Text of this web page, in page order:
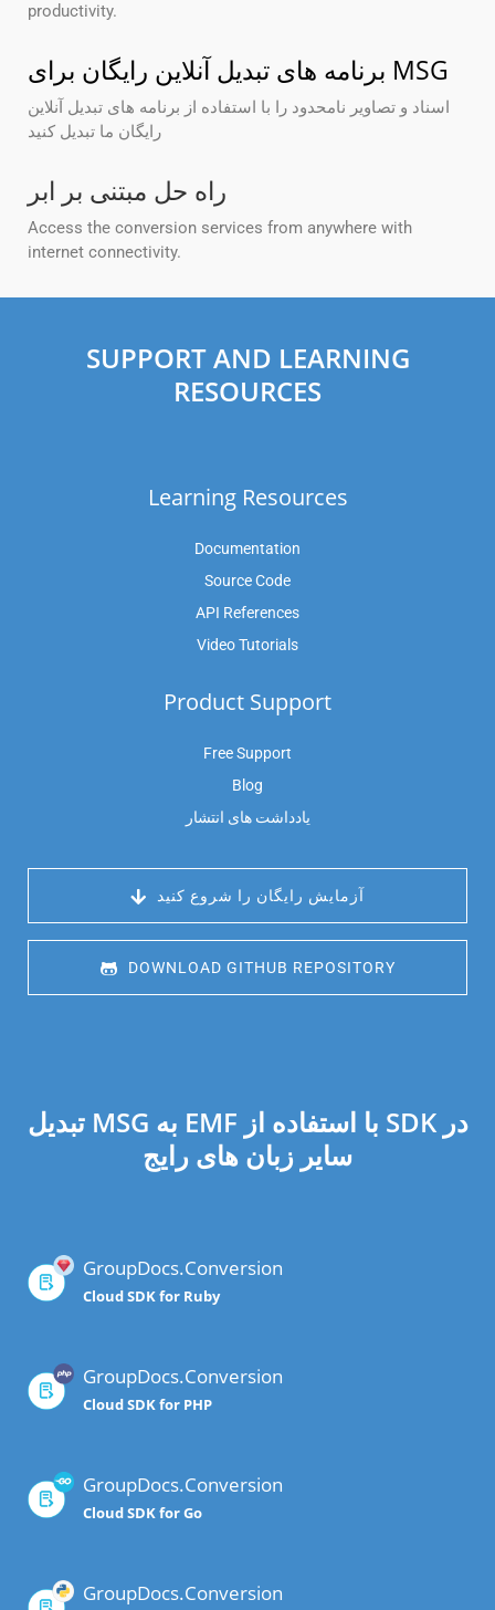
productivity.
برنامه های تبدیل آنلاین رایگان برای MSG
اسناد و تصاویر نامحدود را با استفاده از برنامه های تبدیل آنلاین
رایگان ما تبدیل کنید
راه حل مبتنی بر ابر
Access the conversion services from anywhere with
internet connectivity.
SUPPORT AND LEARNING
RESOURCES
Learning Resources
Documentation
Source Code
API References
Video Tutorials
Product Support
Free Support
Blog
یادداشت های انتشار
آزمایش رایگان را شروع کنید
DOWNLOAD GITHUB REPOSITORY
تبدیل MSG به EMF با استفاده از SDK در
سایر زبان های رایج
GroupDocs.Conversion
Cloud SDK for Ruby
GroupDocs.Conversion
Cloud SDK for PHP
GroupDocs.Conversion
Cloud SDK for Go
GroupDocs.Conversion